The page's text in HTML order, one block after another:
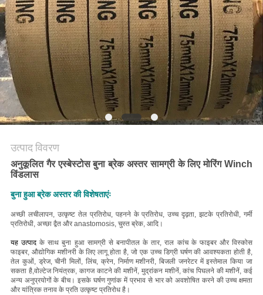
PRIVACY
POLICY
उत्पाद विवरण
अनुकूलित गैर एस्बेस्टोस बुना ब्रेक अस्तर सामग्री के लिए मोरिंग Winch
विंडलास
बुना हुआ ब्रेक अस्तर की विशेषताएंः
अच्छी लचीलापन, उत्कृष्ट तेल प्रतिरोध, पहनने के प्रतिरोध, उच्च दृढ़ता, झटके प्रतिरोधी, गर्मी
प्रतिरोधी, अच्छा द्वैत और anastomosis, चुस्त ब्रेक, आदि।
यह उत्पाद के साथ बुना हुआ सामग्री से बनापीतल के तार, राल कांच के फाइबर और विस्कोस
फाइबर, औद्योगिक मशीनरी के लिए लागू होता है, जो एक उच्च डिग्री घर्षण की आवश्यकता होती है,
तेल कुओं, ड्रेज, चीनी मिलों, लिंच, क्रेन, निर्माण मशीनरी, बिजली जनरेटर में इस्तेमाल किया जा
सकता है,वोल्टेज नियंत्रक, कागज काटने की मशीनें, मुद्रांकन मशीनें, कांच पिघलने की मशीनें, कई
अन्य अनुप्रयोगों के बीच। इसके घर्षण गुणांक में प्रभाव से भार को अवशोषित करने की उच्च क्षमता
और यांत्रिक तनाव के प्रति उत्कृष्ट प्रतिरोध है।